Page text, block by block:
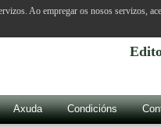
Axuda Condicións
Ao empregar os nosos servizos,